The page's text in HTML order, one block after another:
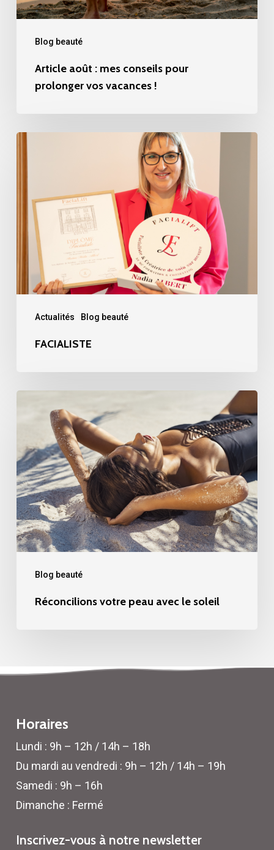
Blog beauté
vos
vacances
Article août : mes conseils pour
prolonger vos vacances !
Actualités Blog beauté
FACIALISTE
Blog beauté
avec
le
soleil
Réconcilions votre peau avec le soleil
Horaires
Lundi : 9h – 12h / 14h – 18h
Du mardi au vendredi : 9h – 12h / 14h – 19h
Samedi : 9h – 16h
Dimanche : Fermé
Inscrivez-vous à notre newsletter